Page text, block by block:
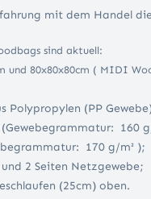
mit dem Handel
sind aktuell:
und 80x80x80cm ( MIDI
Polypropylen (PP
160
170 g/m² );
2 Seiten Netzgewebe;
(25cm) oben.